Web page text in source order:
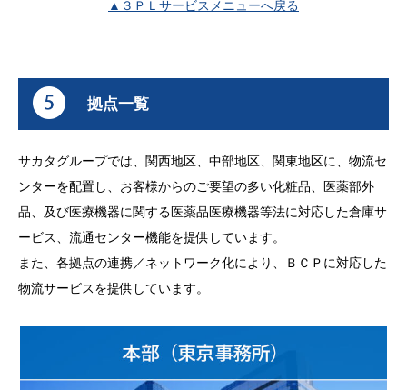
▲３ＰＬサービスメニューへ戻る
拠点一覧
サカタグループでは、関西地区、中部地区、関東地区に、物流セ
ンターを配置し、お客様からのご要望の多い化粧品、医薬部外
品、及び医療機器に関する医薬品医療機器等法に対応した倉庫サ
ービス、流通センター機能を提供しています。
また、各拠点の連携／ネットワーク化により、ＢＣＰに対応した
物流サービスを提供しています。